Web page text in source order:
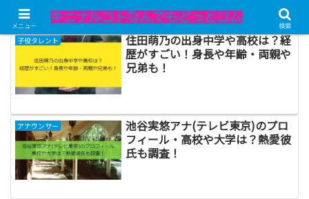
子役タレント
住田萌乃の出身中学や高校は？経
歴がすごい！身長や年齢・両親や
兄弟も！
アナウンサー
池谷実悠アナ(テレビ東京)のプロ
フィール・高校や大学は？熱愛彼
氏も調査！
メニュー 検索